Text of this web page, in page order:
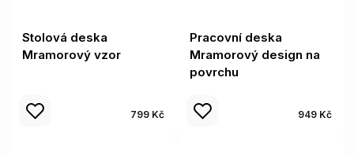
Stolová deska
Mramorový vzor
799 Kč
Pracovní deska
Mramorový design na
povrchu
949 Kč